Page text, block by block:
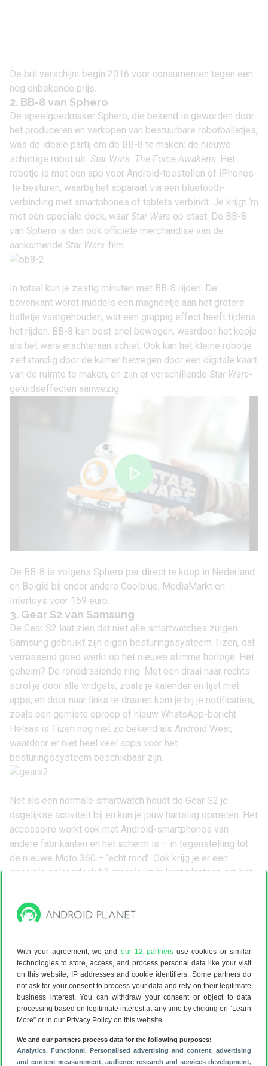
With your agreement, we and our 12 partnersuse cookies or similar
technologies to store, access, and process personal data like your visit
on this website, IP addresses and cookie identifiers. Some partners do
not ask for your consent to process your data and rely on their legitimate
business interest. You can withdraw your consent or object to data
processing based on legitimate interest at any time by clicking on “Learn
More” or in our Privacy Policy on this website.
We and our partners process data for the following purposes:
Analytics, Functional, Personalised advertising and content, advertising
and content measurement, audience research and services development,
De bril verschijnt begin 2016 voor consumenten tegen een
nog onbekende prijs.
2. BB-8 van Sphero
De speelgoedmaker Sphero, die bekend is geworden door
het produceren en verkopen van bestuurbare robotballetjes,
was de ideale partij om de BB-8 te maken: de nieuwe
schattige robot uit Star Wars: The Force Awakens. Het
robotje is met een app voor Android-toestellen of iPhones
te besturen, waarbij het apparaat via een bluetooth-
verbinding met smartphones of tablets verbindt. Je krijgt ‘m
met een speciale dock, waar Star Wars op staat. De BB-8
van Sphero is dan ook officiële merchandise van de
aankomende Star Wars-film.
In totaal kun je zestig minuten met BB-8 rijden. De
bovenkant wordt middels een magneetje aan het grotere
balletje vastgehouden, wat een grappig effect heeft tijdens
het rijden. BB-8 kan best snel bewegen, waardoor het kopje
als het ware erachteraan schiet. Ook kan het kleine robotje
zelfstandig door de kamer bewegen door een digitale kaart
van de ruimte te maken, en zijn er verschillende Star Wars-
geluidseffecten aanwezig.
De BB-8 is volgens Sphero per direct te koop in Nederland
en België bij onder andere Coolblue, MediaMarkt en
Intertoys voor 169 euro.
3. Gear S2 van Samsung
De Gear S2 laat zien dat niet alle smartwatches zuigen.
Samsung gebruikt zijn eigen besturingssysteem Tizen, dat
verrassend goed werkt op het nieuwe slimme horloge. Het
geheim? De ronddraaiende ring. Met een draai naar rechts
scrol je door alle widgets, zoals je kalender en lijst met
apps, en door naar links te draaien kom je bij je notificaties,
zoals een gemiste oproep of nieuw WhatsApp-bericht.
Helaas is Tizen nog niet zo bekend als Android Wear,
waardoor er niet heel veel apps voor het
besturingssysteem beschikbaar zijn.
Net als een normale smartwatch houdt de Gear S2 je
dagelijkse activiteit bij en kun je jouw hartslag opmeten. Het
accessoire werkt ook met Android-smartphones van
andere fabrikanten en het scherm is – in tegenstelling tot
de nieuwe Moto 360 – ‘echt rond’. Ook krijg je er een
speciale oplaaddock bij, waar je ‘m in kunt plaatsen om het
te koop voor 349 euro voor de normale versie en 399 euro
voor de variant met het lederen polsbandje.
films via Netflix, is het de Yoga Tab 3 Pro van het Chinese
Lenovo. Het apparaat heeft een 10,1 inch-scherm met een
resolutie van 2560 bij 1600 pixels, Intel Atom Z5-Z8500-
chip met een quadcore-processor, 2GB werkgeheugen en
16 of 32GB aan opslagruimte dat met een micro-sd-kaart
zijn vier JBL-speakers te vinden, die van de Dolby Atmos-
technologie zijn voorzien. Hiermee is het mogelijk om